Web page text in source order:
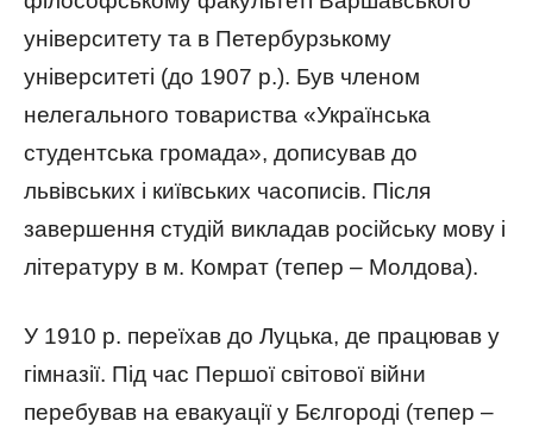
університету та в Петербурзькому
університеті (до 1907 р.). Був членом
нелегального товариства «Українська
студентська громада», дописував до
львівських і київських часописів. Після
завершення студій викладав російську мову і
літературу в м. Комрат (тепер – Молдова).
У 1910 р. переїхав до Луцька, де працював у
гімназії. Під час Першої світової війни
перебував на евакуації у Бєлгороді (тепер –